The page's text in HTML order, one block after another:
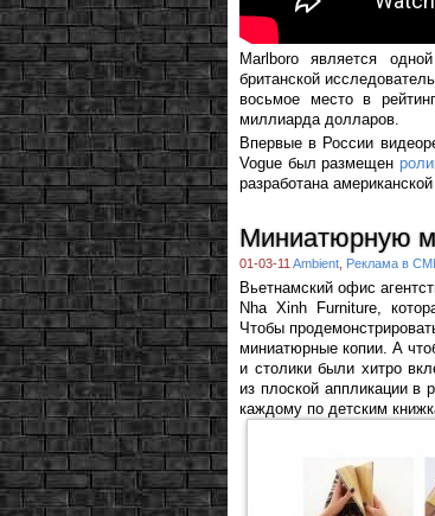
Marlboro является
британской
восьмое место в
миллиарда долларов.
Впервые в России
Vogue был размещен
разработана
Миниатюрную
01-03-11 Ambient Реклама в
Вьетнамский офис
Nha Xinh Furniture,
Чтобы
миниатюрные копии. А
и столики были хитро
из плоской аппликации в
каждому по детским